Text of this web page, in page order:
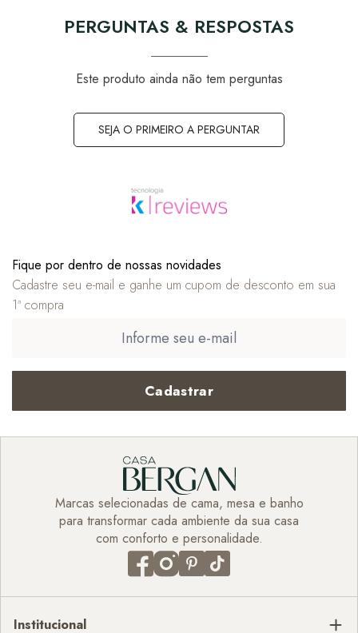
PERGUNTAS & RESPOSTAS
Este produto ainda não tem perguntas
SEJA O PRIMEIRO A PERGUNTAR
Fique por dentro de nossas novidades
Cadastre seu e-mail e ganhe um cupom de desconto em sua
1ª compra
Cadastrar
Marcas selecionadas de cama, mesa e banho
para transformar cada ambiente da sua casa
com conforto e personalidade.
Institucional